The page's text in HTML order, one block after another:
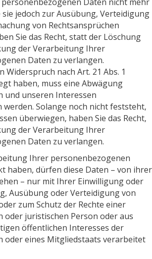
sie jedoch zur Ausübung, Verteidigung
von Rechtsansprüchen
Sie das Recht, statt der Löschung
der Verarbeitung Ihrer
Daten zu verlangen.
Widerspruch nach Art. 21 Abs. 1
haben, muss eine Abwägung
und unseren Interessen
Solange noch nicht feststeht,
überwiegen, haben Sie das Recht,
der Verarbeitung Ihrer
Daten zu verlangen.
Ihrer personenbezogenen
haben, dürfen diese Daten – von ihrer
– nur mit Ihrer Einwilligung oder
Ausübung oder Verteidigung von
zum Schutz der Rechte einer
oder juristischen Person oder aus
öffentlichen Interesses der
oder eines Mitgliedstaats verarbeitet